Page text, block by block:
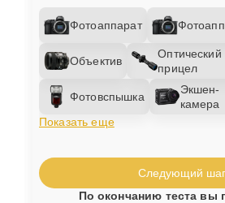
Фотоаппарат
Объектив
Оптический
прицел
Фотовспышка
Экшен-
камера
Показать еще
Следующий шаг
По окончанию теста вы